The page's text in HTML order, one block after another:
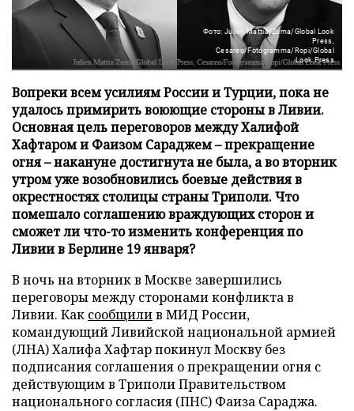
Фото: Julien Mattia/Zuma/Global Look
Press,
Cesareo/Fotogramma/Ropi/Global
Look Press
Вопреки всем усилиям России и Турции, пока не
удалось примирить воюющие стороны в Ливии.
Основная цель переговоров между Халифой
Хафтаром и Фаизом Сараджем – прекращение
огня – накануне достигнута не была, а во вторник
утром уже возобновились боевые действия в
окрестностях столицы страны Триполи. Что
помешало соглашению враждующих сторон и
сможет ли что-то изменить конференция по
Ливии в Берлине 19 января?
В ночь на вторник в Москве завершились
переговоры между сторонами конфликта в
Ливии. Как сообщилив МИД России,
командующий Ливийской национальной армией
(ЛНА) Халифа Хафтар покинул Москву без
подписания соглашения о прекращении огня с
действующим в Триполи Правительством
национального согласия (ПНС) Фаиза Сараджа.